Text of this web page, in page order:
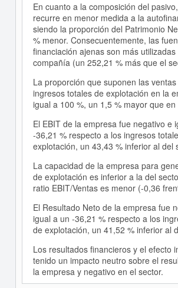
En cuanto a la composición del
recurre en menor medida a la
siendo la proporción del Patrimonio
% menor. Consecuentemente, las
financiación ajenas son más
compañía (un 252,21 % más que el
La proporción que suponen las
ingresos totales de explotación en la
igual a 100 %, un 1,5 % mayor que en
El EBIT de la empresa fue negativo e
-36,21 % respecto a los ingresos
explotación, un 43,43 % inferior al del
La capacidad de la empresa para
de explotación es inferior a la del
ratio EBIT/Ventas es menor (-0,36
El Resultado Neto de la empresa fue
igual a un -36,21 % respecto a los
de explotación, un 41,52 % inferior al
Los resultados financieros y el efecto
tenido un impacto neutro sobre el
la empresa y negativo en el sector.